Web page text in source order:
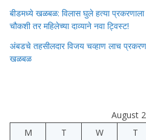
बीडमध्ये खळबळ: विलास घुले हत्या
चौकशी तर महिलेच्या दाव्याने नवा ट्विस्ट!
अंबडचे तहसीलदार विजय चव्हाण लाच
खळबळ
August
M
T W T